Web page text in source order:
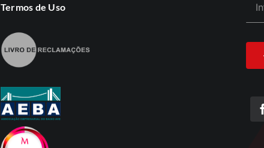
Termos de Uso